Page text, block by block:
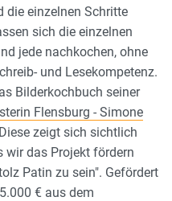
die einzelnen Schritte
sich die einzelnen
jede nachkochen, ohne
und Lesekompetenz.
Bilderkochbuch seiner
Flensburg - Simone
zeigt sich sichtlich
wir das Projekt fördern
Patin zu sein". Gefördert
€ aus dem